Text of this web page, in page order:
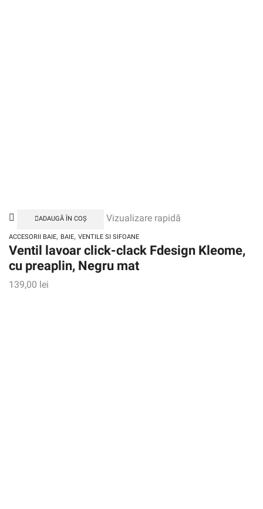
ADAUGĂ ÎN COȘ Vizualizare rapidă
ACCESORII BAIE, BAIE, VENTILE SI SIFOANE
Ventil lavoar click-clack Fdesign Kleome,
cu preaplin, Negru mat
139,00 lei